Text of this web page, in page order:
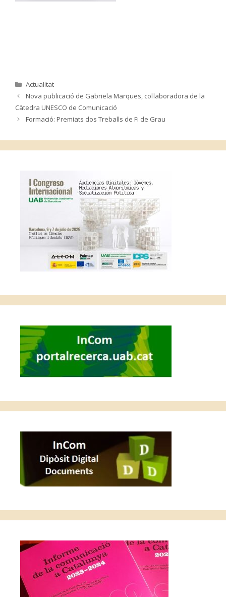
Categories
Actualitat
Nova publicació de Gabriela Marques, col·laboradora de la
Càtedra UNESCO de Comunicació
Formació: Premiats dos Treballs de Fi de Grau